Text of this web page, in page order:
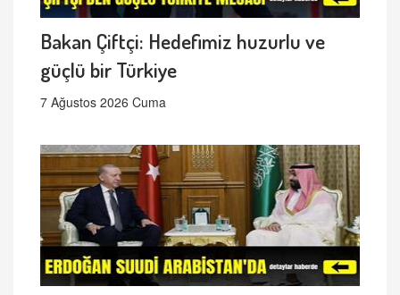
Bakan Çiftçi: Hedefimiz huzurlu ve
güçlü bir Türkiye
7 Ağustos 2026 Cuma